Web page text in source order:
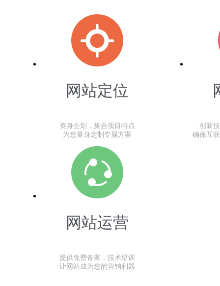
网站定位
资身企划，集合项目特点
为您量身定制专属方案
创新
确保互
网站运营
提供免费备案，技术培训
让网站成为您的营销利器